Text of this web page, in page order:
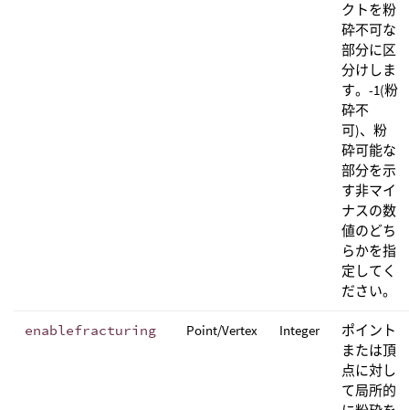
クトを粉
砕不可な
部分に区
分けしま
す。-1(粉
砕不
可)、粉
砕可能な
部分を示
す非マイ
ナスの数
値のどち
らかを指
定してく
ださい。
enablefracturing Point/Vertex Integer
ポイント
または頂
点に対し
て局所的